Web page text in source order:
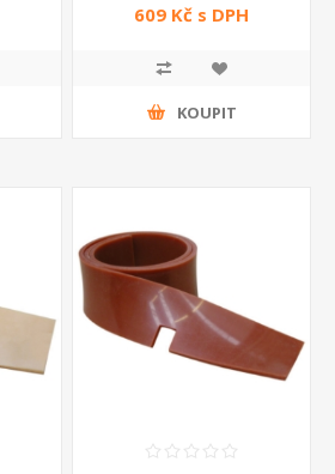
609 Kč s DPH
KOUPIT